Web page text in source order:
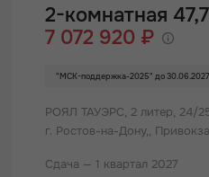
2-комнатная
7 072 920 ₽
"МСК-поддержка-2025" до 30.06.2027
РОЯЛ ТАУЭРС,2 литер, 24/
г. Ростов-на-Дону,,
Сдача — 1 квартал 2027